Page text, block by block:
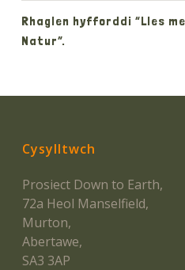
Rhaglen hyfforddi “Lles
Natur”.
Cysylltwch
Prosiect Down to Earth,
72a Heol Manselfield,
Murton,
Abertawe,
SA3 3AP